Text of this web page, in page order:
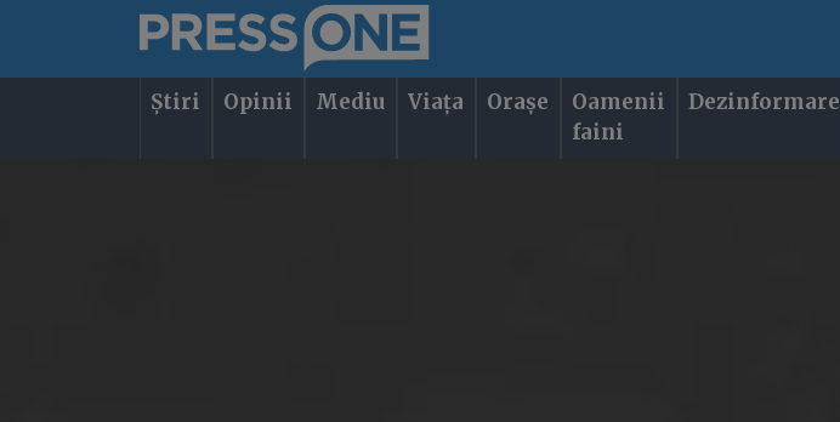
Știri Opinii Mediu Viața Orașe
Oamenii
faini
Dezinformare